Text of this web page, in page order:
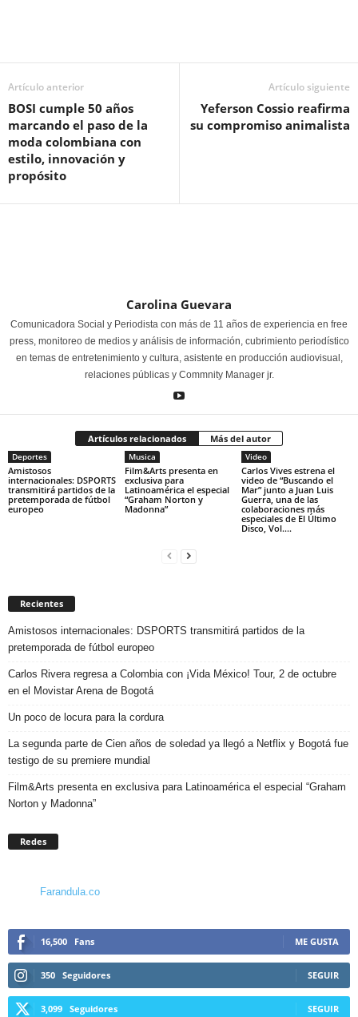
Artículo anterior
BOSI cumple 50 años
marcando el paso de la
moda colombiana con
estilo, innovación y
propósito
Artículo siguiente
Yeferson Cossio reafirma
su compromiso animalista
Carolina Guevara
Comunicadora Social y Periodista con más de 11 años de experiencia en free
press, monitoreo de medios y análisis de información, cubrimiento periodístico
en temas de entretenimiento y cultura, asistente en producción audiovisual,
relaciones públicas y Commnity Manager jr.
Artículos relacionados Más del autor
Deportes
Amistosos
internacionales: DSPORTS
transmitirá partidos de la
pretemporada de fútbol
europeo
Musica
Film&Arts presenta en
exclusiva para
Latinoamérica el especial
“Graham Norton y
Madonna”
Video
Carlos Vives estrena el
video de “Buscando el
Mar” junto a Juan Luis
Guerra, una de las
colaboraciones más
especiales de El Último
Disco, Vol....
Recientes
Amistosos internacionales: DSPORTS transmitirá partidos de la
pretemporada de fútbol europeo
Carlos Rivera regresa a Colombia con ¡Vida México! Tour, 2 de octubre
en el Movistar Arena de Bogotá
Un poco de locura para la cordura
La segunda parte de Cien años de soledad ya llegó a Netflix y Bogotá fue
testigo de su premiere mundial
Film&Arts presenta en exclusiva para Latinoamérica el especial “Graham
Norton y Madonna”
Redes
Farandula.co
16,500 Fans ME GUSTA
350 Seguidores SEGUIR
3,099 Seguidores SEGUIR